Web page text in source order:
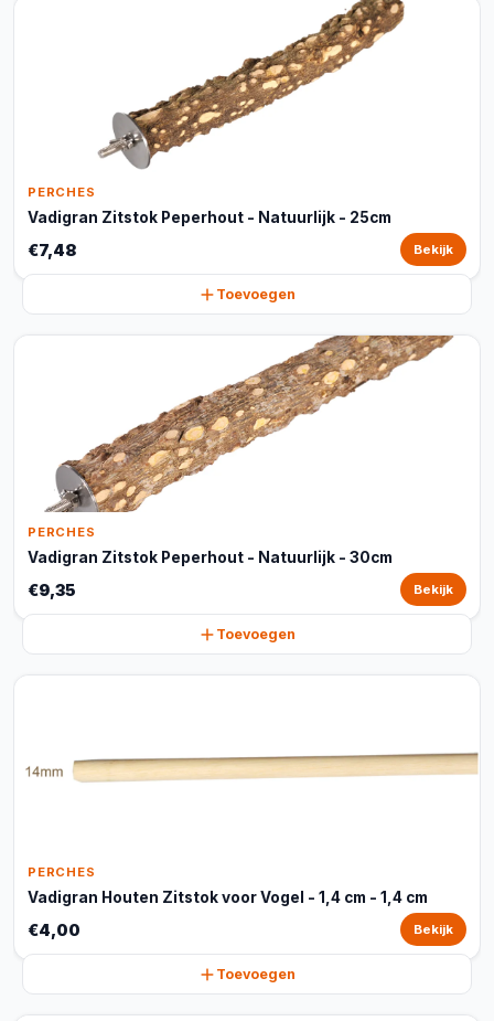
PERCHES
Vadigran Zitstok Peperhout - Natuurlijk - 25cm
€7,48 Bekijk
Toevoegen
PERCHES
Vadigran Zitstok Peperhout - Natuurlijk - 30cm
€9,35 Bekijk
Toevoegen
PERCHES
Vadigran Houten Zitstok voor Vogel - 1,4 cm - 1,4 cm
€4,00 Bekijk
Toevoegen